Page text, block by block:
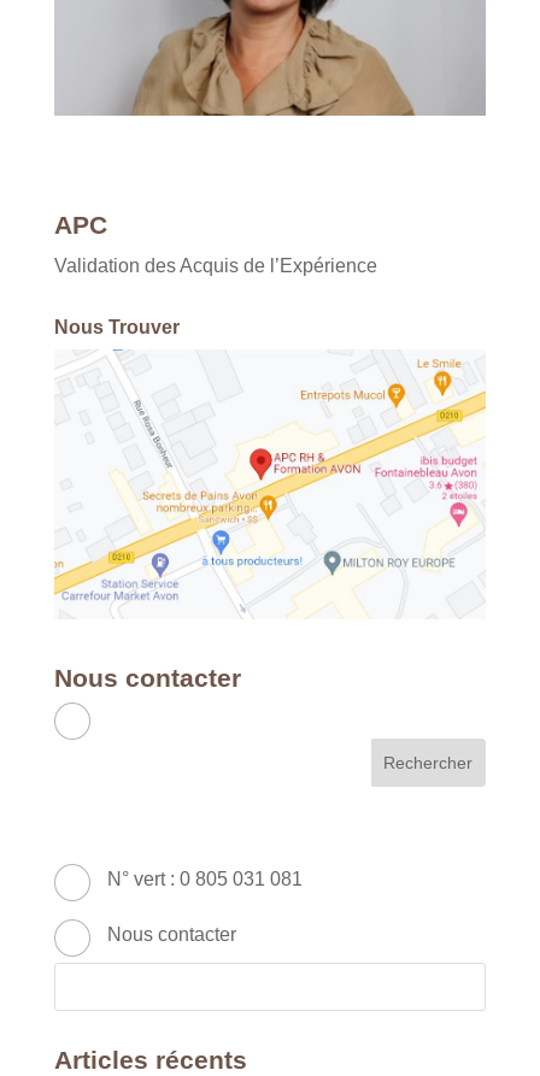
APC
Validation des Acquis de l’Expérience
Nous Trouver
Nous contacter
49 Avenue Franklin Roosevelt - 77210
N° vert : 0 805 031 081
Nous contacter
Articles récents